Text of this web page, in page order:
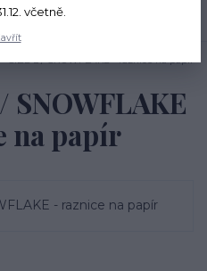
SNOWFLAKE
na papír
včetně.